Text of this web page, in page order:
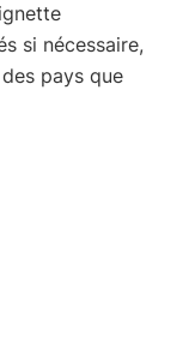
si nécessaire,
pays que